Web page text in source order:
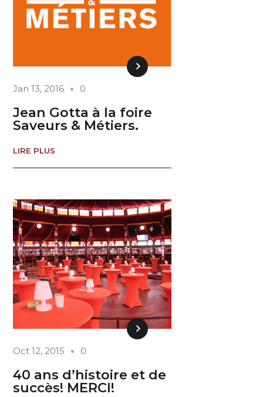
Jan 13, 2016 0
Jean Gotta à la foire
Saveurs & Métiers.
LIRE PLUS
Oct 12, 2015 0
40 ans d’histoire et de
succès! MERCI!